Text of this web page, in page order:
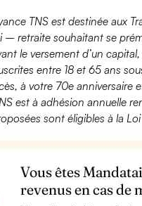
TNS est destinée aux
– retraite souhaitant se
le versement d’un
entre 18 et 65 ans
à votre 70e anniversaire
est à adhésion annuelle
sont éligibles à la
Vous êtes
revenus en cas de